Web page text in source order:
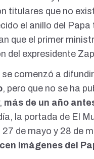
titulares que no
el anillo del
que el primer
del expresidente
comenzó a
, pero que no se ha
más de un año
la portada de El
de mayo y 28 de
imágenes del